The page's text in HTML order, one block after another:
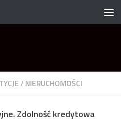
/NIERUCHOMOŚCI
Zdolność kredytowa